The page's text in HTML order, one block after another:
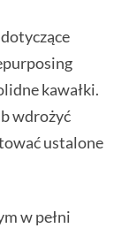
dotyczące
kawałki.
wdrożyć
ustalone
w pełni